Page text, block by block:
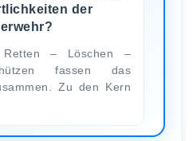
der
– Löschen –
fassen das
Zu den Kern